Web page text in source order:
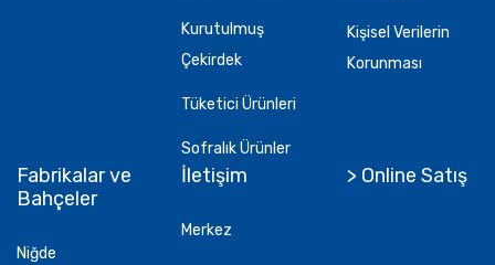
Kurutulmuş
Çekirdek
Tüketici Ürünleri
Sofralık Ürünler
Kişisel Verilerin
Korunması
Fabrikalar ve
Bahçeler
Niğde
İletişim
Merkez
> Online Satış